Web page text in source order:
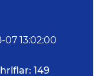
07 13:02:00
149